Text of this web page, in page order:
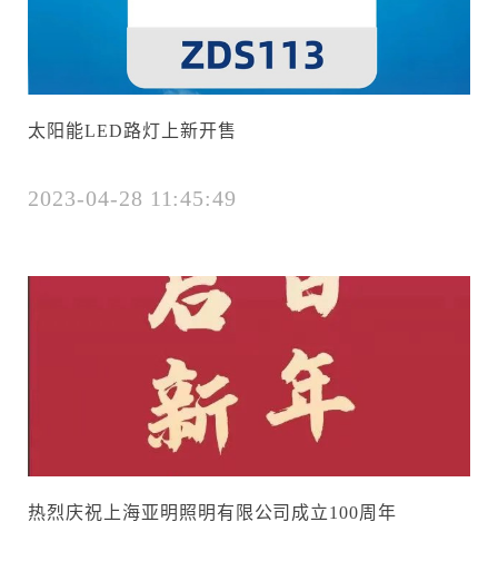
太阳能LED路灯上新开售
2023-04-28 11:45:49
热烈庆祝上海亚明照明有限公司成立100周年